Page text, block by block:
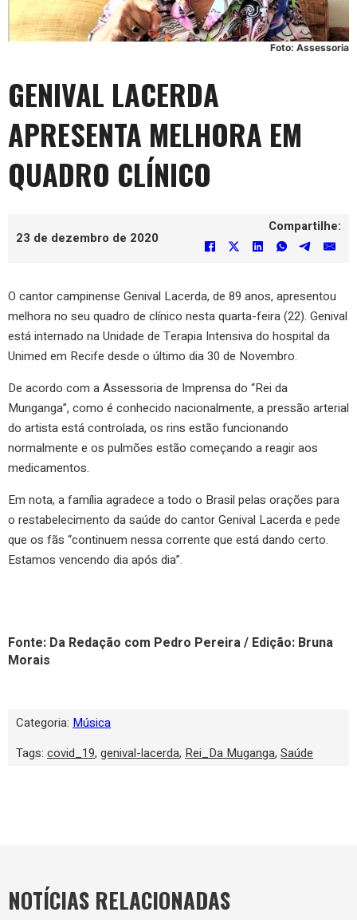
Foto: Assessoria
GENIVAL LACERDA
APRESENTA MELHORA EM
QUADRO CLÍNICO
23 de dezembro de 2020
Compartilhe:
O cantor campinense Genival Lacerda, de 89 anos, apresentou
melhora no seu quadro de clínico nesta quarta-feira (22). Genival
está internado na Unidade de Terapia Intensiva do hospital da
Unimed em Recife desde o último dia 30 de Novembro.
De acordo com a Assessoria de Imprensa do “Rei da
Munganga”, como é conhecido nacionalmente, a pressão arterial
do artista está controlada, os rins estão funcionando
normalmente e os pulmões estão começando a reagir aos
medicamentos.
Em nota, a família agradece a todo o Brasil pelas orações para
o restabelecimento da saúde do cantor Genival Lacerda e pede
que os fãs “continuem nessa corrente que está dando certo.
Estamos vencendo dia após dia”.
Fonte: Da Redação com Pedro Pereira / Edição: Bruna
Morais
Categoria: Música
Tags: covid_19, genival-lacerda, Rei_Da Muganga, Saúde
NOTÍCIAS RELACIONADAS